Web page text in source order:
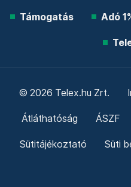
Támogatás Adó
© 2026 Telex.hu Zrt.
Átláthatóság ÁSZF
Sütitájékoztató Süti